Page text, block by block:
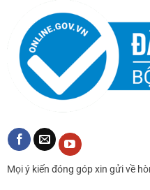
Mọi ý kiến đóng góp xin gửi về